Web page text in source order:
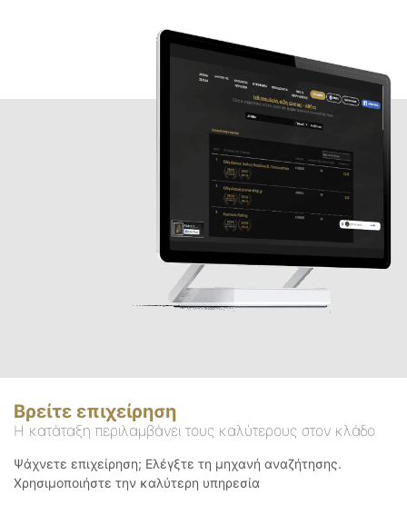
Βρείτε επιχείρηση
Η κατάταξη περιλαμβάνει τους καλύτερους στον κλάδο
Ψάχνετε επιχείρηση; Ελέγξτε τη μηχανή αναζήτησης.
Χρησιμοποιήστε την καλύτερη υπηρεσία